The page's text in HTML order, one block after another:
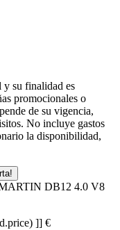
y su finalidad es
promocionales o
de su vigencia,
No incluye gastos
la disponibilidad,
DB12 4.0 V8
]] €